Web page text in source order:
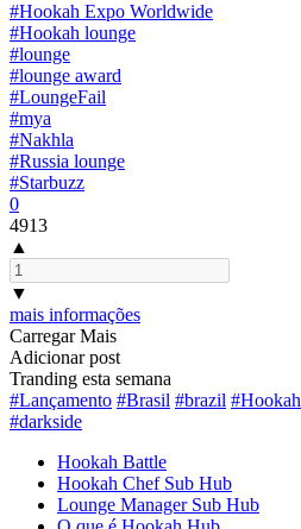
#Hookah Expo Worldwide
#Hookah lounge
#lounge
#lounge award
#LoungeFail
#mya
#Nakhla
#Russia lounge
#Starbuzz
0
4913
▲
▼
mais informações
Carregar Mais
Adicionar post
Tranding esta semana
#Lançamento #Brasil #brazil #Hookah
#darkside
Hookah Battle
Hookah Chef Sub Hub
Lounge Manager Sub Hub